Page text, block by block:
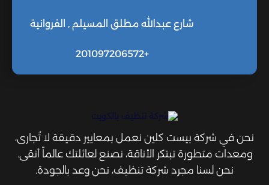
شارع عبدالله مطلق المسيلم , الفروانية
نحن في شركة بيست كلين نعمل بمعايير دقيقة لا تُجارى،
ومعدات متطورة تبتكر الأناقة، نصنع لعائلتك عالماً أنقى.
نحن لسنا مجرد شركة تنظيف، نحن وعد بالجودة.